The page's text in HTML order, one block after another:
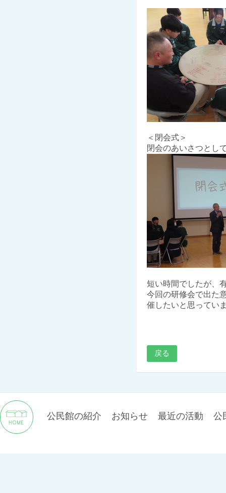
＜閉会式＞
閉会のあいさつとし
短い時間でしたが、
今回の研修会で出た
催したいと思ってい
戻る
公民館の紹介 お知らせ 最近の活動 公